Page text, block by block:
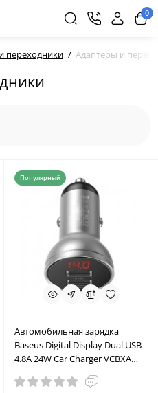
0
переходники Адаптеры и
Популярный
Автомобильная зарядка
Baseus Digital Display Dual USB
4.8A 24W Car Charger VCBXA